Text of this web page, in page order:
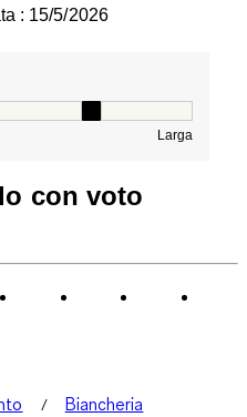
: 15/5/2026
Larga
con voto
Biancheria